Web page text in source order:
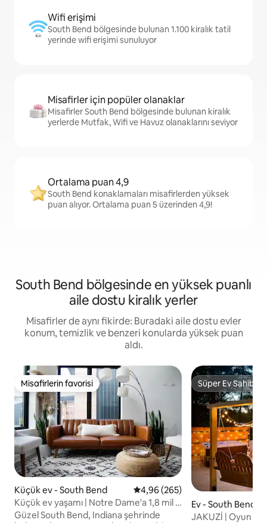
Wifi erişimi
South Bend bölgesinde bulunan 1.100 kiralık tatil
yerinde wifi erişimi sunuluyor
Misafirler için popüler olanaklar
Misafirler South Bend bölgesinde bulunan kiralık
yerlerde Mutfak, Wifi ve Havuz olanaklarını seviyor
Ortalama puan 4,9
South Bend konaklamaları misafirlerden yüksek
puan alıyor. Ortalama puan 5 üzerinden 4,9!
South Bend bölgesinde en yüksek puanlı
aile dostu kiralık yerler
Misafirler de aynı fikirde: Buradaki aile dostu evler
konum, temizlik ve benzeri konularda yüksek puan
aldı.
Misafirlerin favorisi
Misafirlerin favorisi
Küçük ev - South Bend 5 üzerinden ortalama 4,96
4,96 (265)
Küçük ev yaşamı | Notre Dame'a 1,8 mil |
Kahve
Güzel South Bend, Indiana şehrinde
Süper Ev Sahibi
Süper Ev Sahibi
Ev - South Bend
JAKUZİ | Oyun